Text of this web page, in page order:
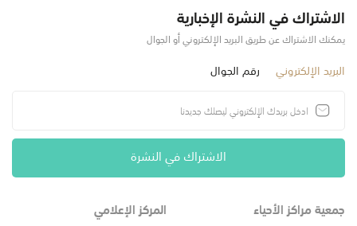
الاشتراك في النشرة الإخبارية
يمكنك الاشتراك عن طريق البريد الإلكتروني أو الجوال
البريد الإلكتروني رقم الجوال
الاشتراك في النشرة
جمعية مراكز الأحياء المركز الإعلامي